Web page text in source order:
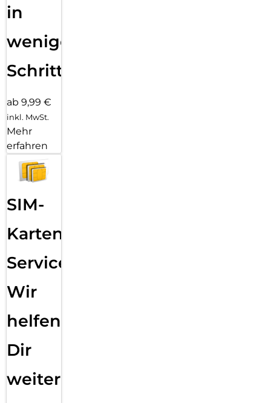
in
wenigen
Schritten
ab 9,99 €
inkl. MwSt.
Mehr
erfahren
SIM-
Karten
Service:
Wir
helfen
Dir
weiter